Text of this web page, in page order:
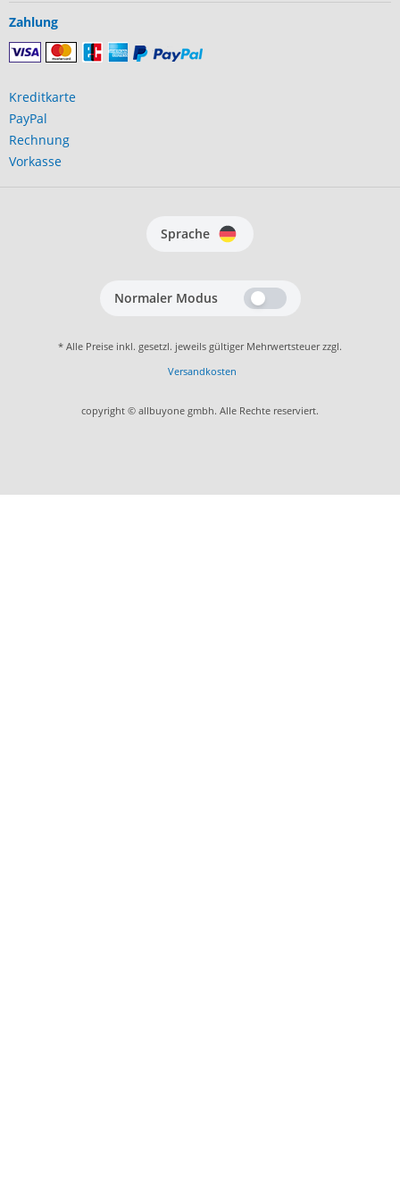
Zahlung
Kreditkarte
PayPal
Rechnung
Vorkasse
Sprache
Normaler Modus
* Alle Preise inkl. gesetzl. jeweils gültiger Mehrwertsteuer zzgl.
Versandkosten
copyright © allbuyone gmbh. Alle Rechte reserviert.